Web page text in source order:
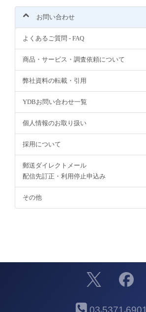
お問い合わせ
よくあるご質問 - FAQ
商品・サービス・調査依頼について
弊社資料の転載・引用
YDBお問い合わせ一覧
個人情報のお取り扱い
採用について
郵送ダイレクトメール
配信先訂正・利用停止申込み
その他